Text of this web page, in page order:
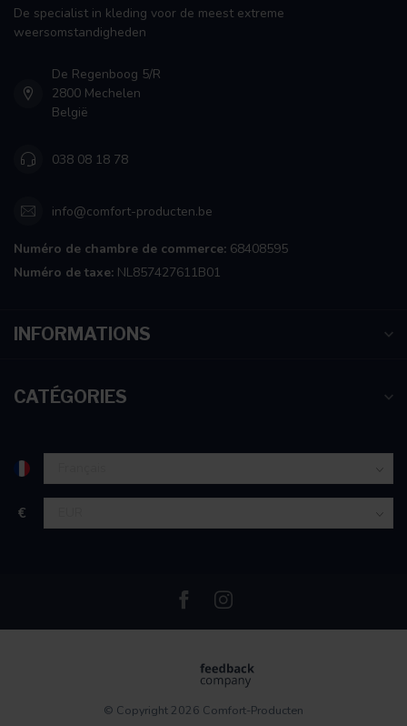
De specialist in kleding voor de meest extreme
weersomstandigheden
De Regenboog 5/R
2800 Mechelen
België
038 08 18 78
info@comfort-producten.be
Numéro de chambre de commerce: 68408595
Numéro de taxe: NL857427611B01
INFORMATIONS
CATÉGORIES
€
© Copyright 2026 Comfort-Producten